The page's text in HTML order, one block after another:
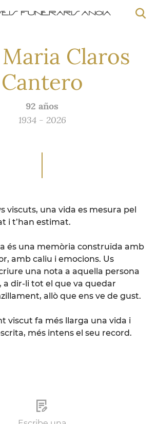
Claros
Cantero
92 años
1934 - 2026
viscuts, una vida es mesura pel
i t’han estimat.
és una memòria construïda amb
amb caliu i emocions. Us
una nota a aquella persona
a dir-li tot el que va quedar
allò que ens ve de gust.
viscut fa més llarga una vida i
més intens el seu record.